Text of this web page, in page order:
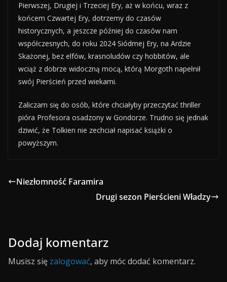
Pierwszej, Drugiej i Trzeciej Ery, aż w końcu, wraz z
końcem Czwartej Ery, dotrzemy do czasów
historycznych, a jeszcze później do czasów nam
współczesnych, do roku 2024 Siódmej Ery, na Ardzie
Skażonej, bez elfów, krasnoludów czy hobbitów, ale
wciąż z dobrze widoczną mocą, którą Morgoth napełnił
swój Pierścień przed wiekami.
Zaliczam się do osób, które chciałyby przeczytać thriller
pióra Profesora osadzony w Gondorze. Trudno się jednak
dziwić, że Tolkien nie zechciał napisać książki o
powyższym.
Niezłomność Faramira
Drugi sezon Pierścieni Władzy
Dodaj komentarz
Musisz się zalogować, aby móc dodać komentarz.